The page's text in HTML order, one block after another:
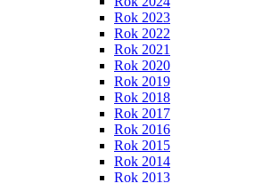
Rok 2023
Rok 2022
Rok 2021
Rok 2020
Rok 2019
Rok 2018
Rok 2017
Rok 2016
Rok 2015
Rok 2014
Rok 2013